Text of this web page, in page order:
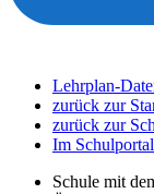
Lehrplan-
zurück zur
zurück zur
Im
Schule mit